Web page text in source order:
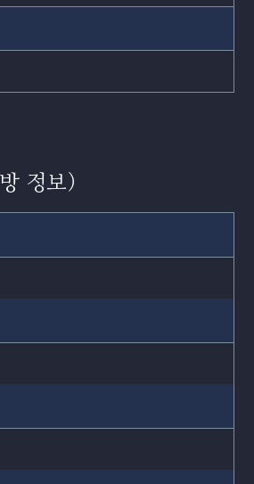
방 정보）